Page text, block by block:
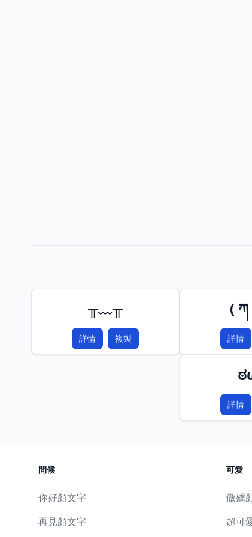
╥﹏╥
詳情 複製
( ཀ
詳情
詳情
問候
你好顏文字
再見顏文字
可愛
傲嬌
超可